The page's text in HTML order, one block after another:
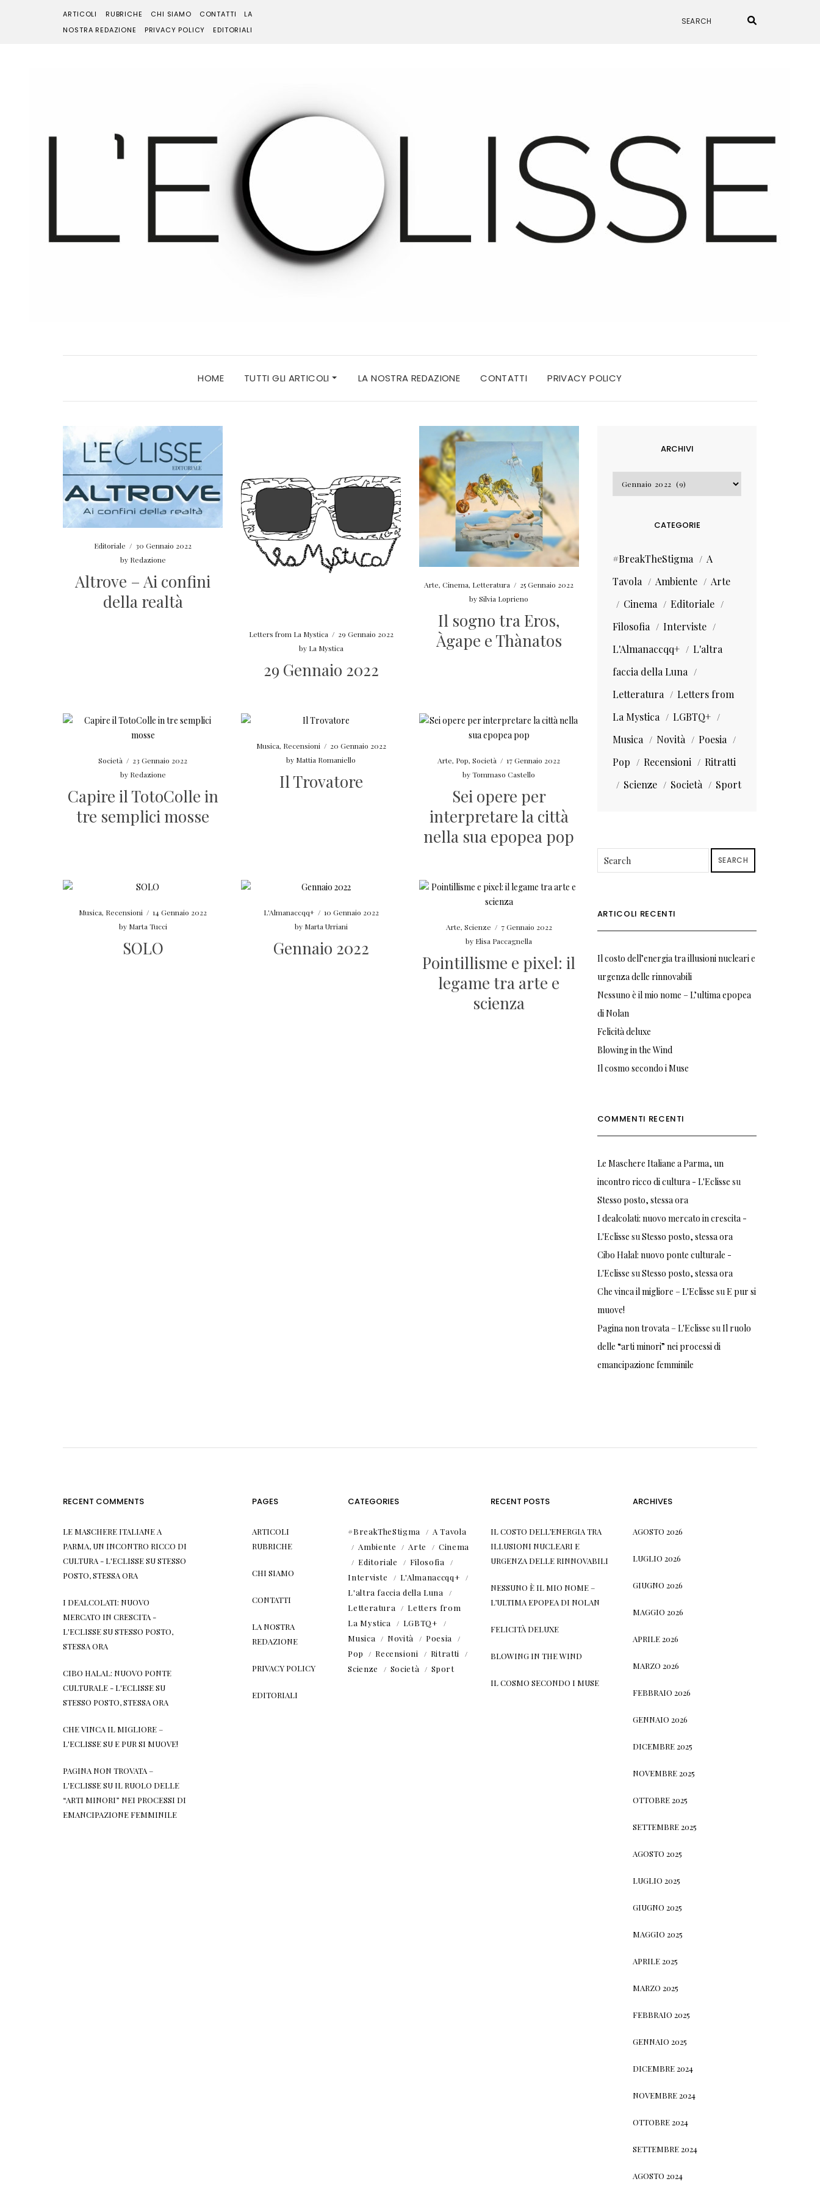
ARTICOLI RUBRICHE CHI SIAMO CONTATTI
LA
NOSTRA REDAZIONE
PRIVACY POLICY EDITORIALI
HOME TUTTI GLI ARTICOLI LA NOSTRA REDAZIONE CONTATTI PRIVACY POLICY
Editoriale / 30 Gennaio 2022
by Redazione
Altrove – Ai confini
della realtà
Letters from La Mystica / 29 Gennaio 2022
by La Mystica
29 Gennaio 2022
Arte,Cinema, Letteratura / 25 Gennaio 2022
bySilvia Loprieno
Il sogno tra Eros,
Àgape e Thànatos
Società / 23 Gennaio 2022
by Redazione
Capire il TotoColle in
tre semplici mosse
Musica, Recensioni / 20 Gennaio 2022
by Mattia Romaniello
Il Trovatore
Arte, Pop,Società / 17 Gennaio 2022
byTommaso Castello
Sei opere per
interpretare la città
nella sua epopea pop
Musica, Recensioni / 14 Gennaio 2022
by Marta Tucci
SOLO
L'Almanaccqq+ / 10 Gennaio 2022
by Marta Urriani
Gennaio 2022
Arte, Scienze / 7 Gennaio 2022
by Elisa Paccagnella
Pointillisme e pixel: il
legame tra arte e
scienza
ARCHIVI
CATEGORIE
#BreakTheStigma
A
Tavola
Ambiente
Arte
Cinema
Editoriale
Filosofia
Interviste
L'Almanaccqq+
L'altra
faccia della Luna
Letteratura
Letters from
La Mystica
LGBTQ+
Musica
Novità
Poesia
Pop
Recensioni
Ritratti
Scienze
Società Sport
SEARCH
ARTICOLI RECENTI
Il costo dell’energia tra illusioni nucleari e
urgenza delle rinnovabili
Nessuno è il mio nome – L’ultima epopea
di Nolan
Felicità deluxe
Blowing in the Wind
Il cosmo secondo i Muse
COMMENTI RECENTI
Le Maschere Italiane a Parma, un
incontro ricco di cultura - L'Eclisse su
Stesso posto, stessa ora
I dealcolati: nuovo mercato in crescita -
L'Eclisse suStesso posto, stessa ora
Cibo Halal: nuovo ponte culturale -
L'Eclisse suStesso posto, stessa ora
Che vinca il migliore – L'Eclisse suE pur si
muove!
Pagina non trovata – L'Eclisse suIl ruolo
delle “arti minori” nei processi di
emancipazione femminile
RECENT COMMENTS
LE MASCHERE ITALIANE A
PARMA, UN INCONTRO RICCO DI
CULTURA - L'ECLISSESUSTESSO
POSTO, STESSA ORA
I DEALCOLATI: NUOVO
MERCATO IN CRESCITA -
L'ECLISSESUSTESSO POSTO,
STESSA ORA
CIBO HALAL: NUOVO PONTE
CULTURALE - L'ECLISSESU
STESSO POSTO, STESSA ORA
CHE VINCA IL MIGLIORE –
L'ECLISSESU E PUR SI MUOVE!
PAGINA NON TROVATA –
L'ECLISSESU IL RUOLO DELLE
“ARTI MINORI” NEI PROCESSI DI
EMANCIPAZIONE FEMMINILE
PAGES
ARTICOLI
RUBRICHE
CHI SIAMO
CONTATTI
LA NOSTRA
REDAZIONE
PRIVACY POLICY
EDITORIALI
CATEGORIES
#BreakTheStigma
A Tavola
Ambiente
Arte
Cinema
Editoriale
Filosofia
Interviste
L'Almanaccqq+
L'altra faccia della Luna
Letteratura
Letters from
La Mystica
LGBTQ+
Musica
Novità
Poesia
Pop
Recensioni
Ritratti
Scienze
Società Sport
RECENT POSTS
IL COSTO DELL’ENERGIA TRA
ILLUSIONI NUCLEARI E
URGENZA DELLE RINNOVABILI
NESSUNO È IL MIO NOME –
L’ULTIMA EPOPEA DI NOLAN
FELICITÀ DELUXE
BLOWING IN THE WIND
IL COSMO SECONDO I MUSE
ARCHIVES
AGOSTO 2026
LUGLIO 2026
GIUGNO 2026
MAGGIO 2026
APRILE 2026
MARZO 2026
FEBBRAIO 2026
GENNAIO 2026
DICEMBRE 2025
NOVEMBRE 2025
OTTOBRE 2025
SETTEMBRE 2025
AGOSTO 2025
LUGLIO 2025
GIUGNO 2025
MAGGIO 2025
APRILE 2025
MARZO 2025
FEBBRAIO 2025
GENNAIO 2025
DICEMBRE 2024
NOVEMBRE 2024
OTTOBRE 2024
SETTEMBRE 2024
AGOSTO 2024